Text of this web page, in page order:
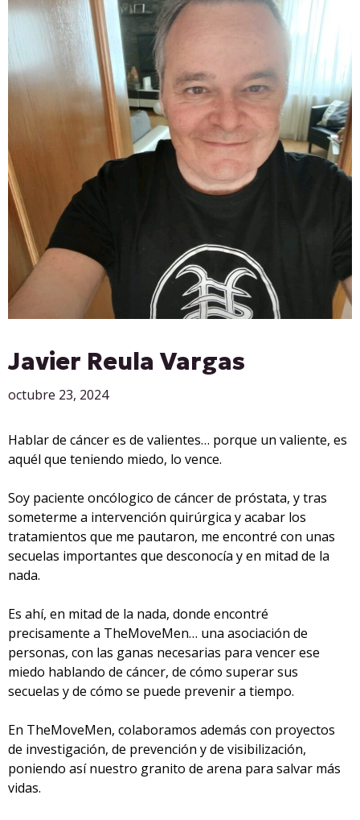
Javier Reula Vargas
octubre 23, 2024
Hablar de cáncer es de valientes… porque un valiente, es
aquél que teniendo miedo, lo vence.
Soy paciente oncólogico de cáncer de próstata, y tras
someterme a intervención quirúrgica y acabar los
tratamientos que me pautaron, me encontré con unas
secuelas importantes que desconocía y en mitad de la
nada.
Es ahí, en mitad de la nada, donde encontré
precisamente a TheMoveMen… una asociación de
personas, con las ganas necesarias para vencer ese
miedo hablando de cáncer, de cómo superar sus
secuelas y de cómo se puede prevenir a tiempo.
En TheMoveMen, colaboramos además con proyectos
de investigación, de prevención y de visibilización,
poniendo así nuestro granito de arena para salvar más
vidas.